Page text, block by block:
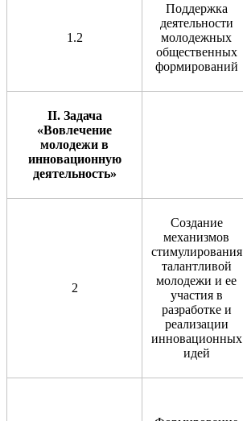
1.2
Поддержка
деятельности
молодежных
общественных
формирований
II. Задача
«Вовлечение
молодежи в
инновационную
деятельность»
2
Создание
механизмов
стимулирования
талантливой
молодежи и ее
участия в
разработке и
реализации
инновационных
идей